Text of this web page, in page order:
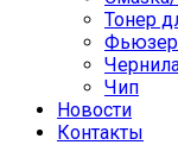
Тонер
Чип
Новости
Контакты